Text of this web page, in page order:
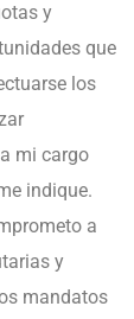
y
que
los
mi cargo
indique.
a
y
mandatos